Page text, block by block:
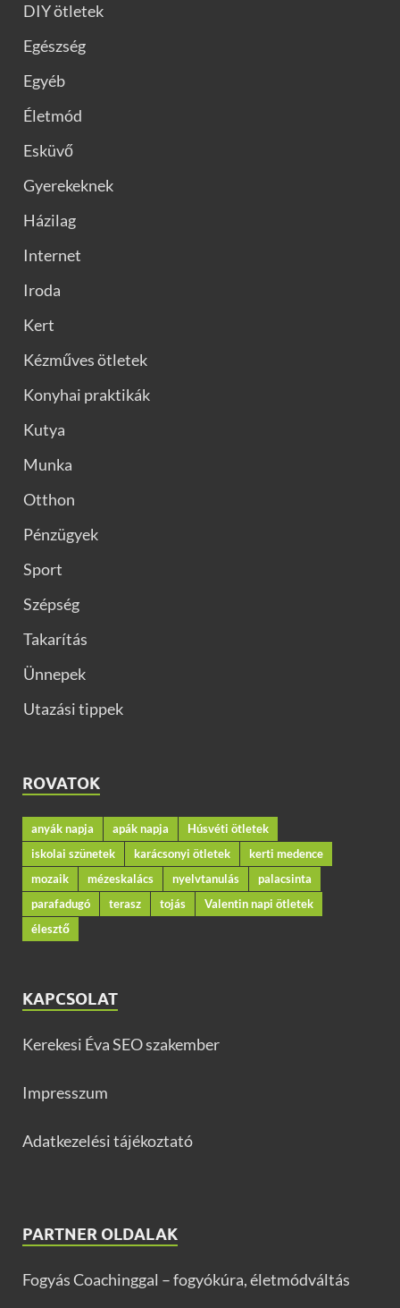
DIY ötletek
Egészség
Egyéb
Életmód
Esküvő
Gyerekeknek
Házilag
Internet
Iroda
Kert
Kézműves ötletek
Konyhai praktikák
Kutya
Munka
Otthon
Pénzügyek
Sport
Szépség
Takarítás
Ünnepek
Utazási tippek
ROVATOK
anyák napja apák napja
Húsvéti ötletek
iskolai szünetek
karácsonyi ötletek
kerti medence
mozaik
mézeskalács nyelvtanulás
palacsinta
parafadugó
terasz tojás
Valentin napi ötletek
élesztő
KAPCSOLAT
Kerekesi Éva SEO szakember
Impresszum
Adatkezelési tájékoztató
PARTNER OLDALAK
Fogyás Coachinggal – fogyókúra, életmódváltás